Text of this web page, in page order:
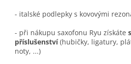
- italské podlepky s kovovými
- při nákupu saxofonu Ryu získáte
příslušenství(hubičky, ligatury,
noty, ...)